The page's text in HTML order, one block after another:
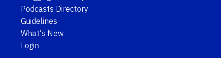
Podcasts Directory
Guidelines
What's New
Login